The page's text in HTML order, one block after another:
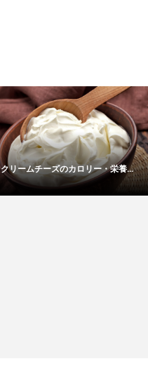
お好み焼きソースのカロリー・栄...